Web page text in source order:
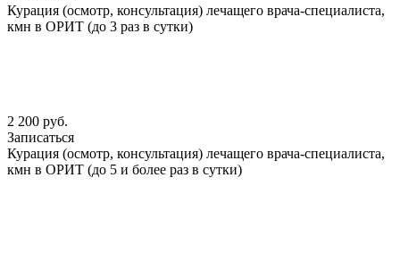
Курация (осмотр, консультация) лечащего врача-специалиста,
кмн в ОРИТ (до 3 раз в сутки)
2 200 руб.
Записаться
Курация (осмотр, консультация) лечащего врача-специалиста,
кмн в ОРИТ (до 5 и более раз в сутки)